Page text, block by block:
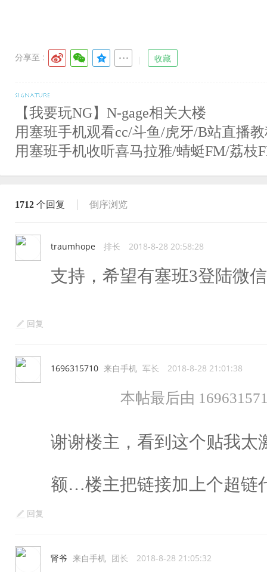
分享至 : 收藏
【我要玩NG】N-gage相关大楼
用塞班手机观看cc/斗鱼/虎牙/B站直播
用塞班手机收听喜马拉雅/蜻蜓FM/荔枝
1712 个回复 倒序浏览
traumhope 排长 2018-8-28 20:58:28
支持，希望有塞班3登陆微
回复
1696315710 来自手机 军长 2018-8-28 21:01:38
本帖最后由
谢谢楼主，看到这个贴我太
额…楼主把链接加上个超链
回复
肾爷 来自手机 团长 2018-8-28 21:05:32